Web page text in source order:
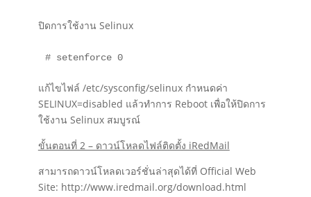
ปิดการใช้งาน Selinux
# setenforce 0
แก้ไขไฟล์ /etc/sysconfig/selinux กำหนดค่า
SELINUX=disabled แล้วทำการ Reboot เพื่อให้ปิดการ
ใช้งาน Selinux สมบูรณ์
ขั้นตอนที่ 2 – ดาวน์โหลดไฟล์ติดตั้ง iRedMail
สามารถดาวน์โหลดเวอร์ชั่นล่าสุดได้ที่ Official Web
Site: http://www.iredmail.org/download.html